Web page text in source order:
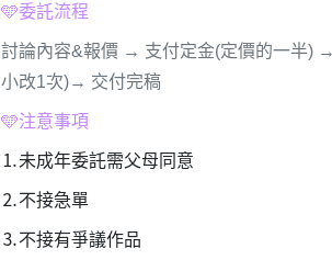
🩵委託流程
討論內容&報價 → 支付定金(定價的一半
小改1次)→ 交付完稿
🩵注意事項
⒈未成年委託需父母同意
⒉不接急單
⒊不接有爭議作品